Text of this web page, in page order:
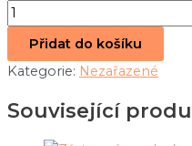
Přidat do košíku
Kategorie: Nezařazené
Související